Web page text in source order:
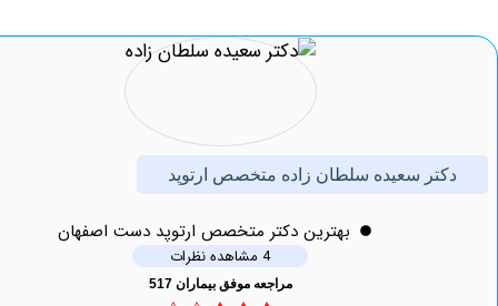
سعیده سلطان زاده متخصص ارتوپد
بهترين دکتر متخصص ارتوپد دست اصفهان
مراجعه موفق بیماران 517